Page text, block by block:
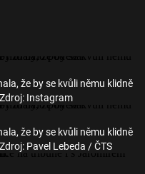
že by se kvůli němu klidně
Zdroj: Instagram
že by se kvůli němu klidně
Zdroj: Pavel Lebeda / ČTS